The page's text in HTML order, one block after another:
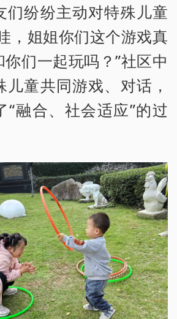
们纷纷主动对特殊儿童
，姐姐你们这个游戏真
们一起玩吗？”社区中
童共同游戏、对话，
“融合、社会适应”的过